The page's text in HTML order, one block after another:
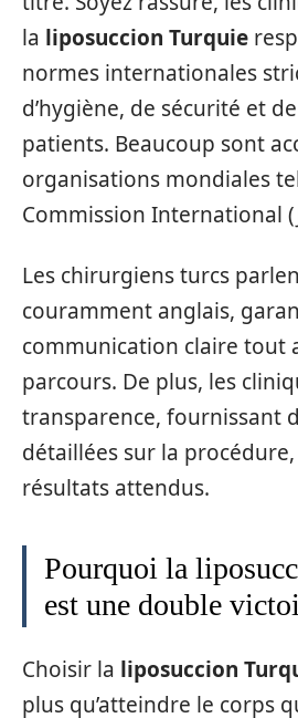
la liposuccion Turquie
normes internationales
d’hygiène, de sécurité et
patients. Beaucoup sont
organisations mondiales
Commission International
Les chirurgiens turcs
couramment anglais,
communication claire tout
parcours. De plus, les
transparence, fournissant
détaillées sur la
résultats attendus.
Pourquoi la
est une double
Choisir la liposuccion
plus qu’atteindre le corps